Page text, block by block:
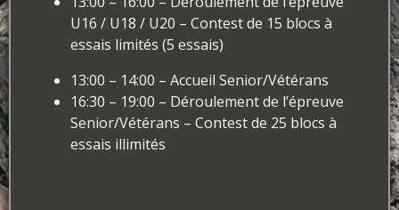
U16 / U18 / U20 – Contest de 15 blocs à
essais limités (5 essais)
13:00 – 14:00 – Accueil Senior/Vétérans
16:30 – 19:00 – Déroulement de l’épreuve
Senior/Vétérans – Contest de 25 blocs à
essais illimités